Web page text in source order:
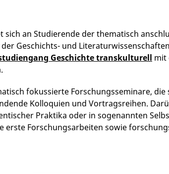
sich an Studierende der thematisch
Geschichts- und
Geschichte transkulturell mit
fokussierte Forschungsseminare, die
Kolloquien und Vortragsreihen.
Praktika oder in sogenannten
erste Forschungsarbeiten sowie